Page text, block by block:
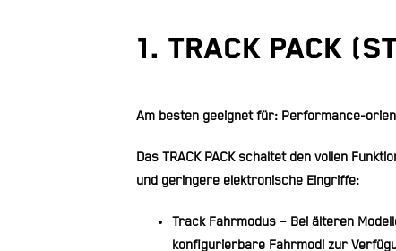
1. TRACK PACK
Am besten geeignet für: Performance-
Das TRACK PACK schaltet den vollen
und geringere elektronische Eingriffe:
Track Fahrmodus– Bei älteren
konfigurierbare Fahrmodi zur